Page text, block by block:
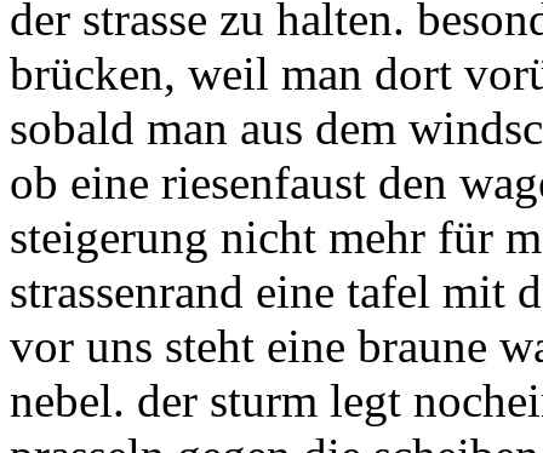
der strasse zu halten.
brücken, weil man dort
sobald man aus dem
ob eine riesenfaust den
steigerung nicht mehr für
strassenrand eine tafel mit
vor uns steht eine braune
nebel. der sturm legt